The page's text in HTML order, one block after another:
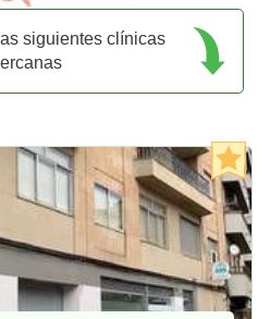
siguientes clínicas